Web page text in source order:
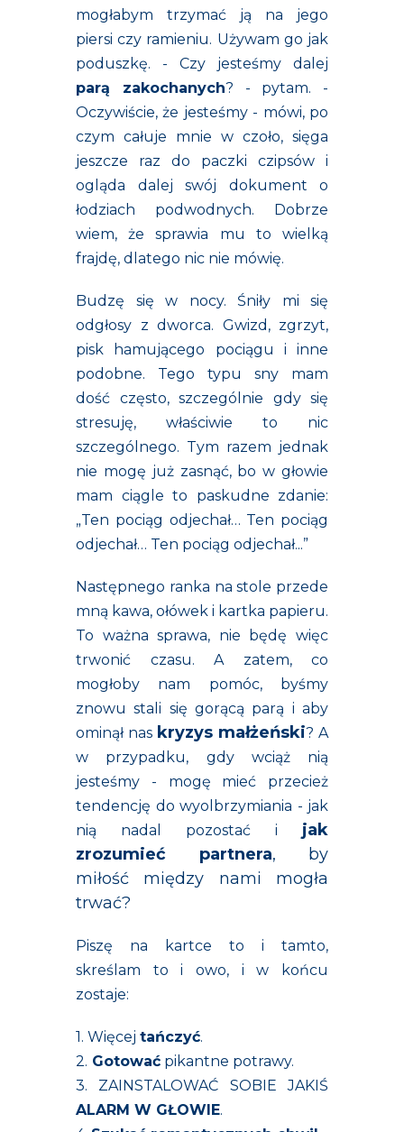
mogłabym trzymać ją na jego
piersi czy ramieniu. Używam go jak
poduszkę. - Czy jesteśmy dalej
parą zakochanych? - pytam. -
Oczywiście, że jesteśmy - mówi, po
czym całuje mnie w czoło, sięga
jeszcze raz do paczki czipsów i
ogląda dalej swój dokument o
łodziach podwodnych. Dobrze
wiem, że sprawia mu to wielką
frajdę, dlatego nic nie mówię.
Budzę się w nocy. Śniły mi się
odgłosy z dworca. Gwizd, zgrzyt,
pisk hamującego pociągu i inne
podobne. Tego typu sny mam
dość często, szczególnie gdy się
stresuję, właściwie to nic
szczególnego. Tym razem jednak
nie mogę już zasnąć, bo w głowie
mam ciągle to paskudne zdanie:
„Ten pociąg odjechał… Ten pociąg
odjechał… Ten pociąg odjechał...”
Następnego ranka na stole przede
mną kawa, ołówek i kartka papieru.
To ważna sprawa, nie będę więc
trwonić czasu. A zatem, co
mogłoby nam pomóc, byśmy
znowu stali się gorącą parą i aby
ominął nas kryzys małżeński? A
w przypadku, gdy wciąż nią
jesteśmy - mogę mieć przecież
tendencję do wyolbrzymiania - jak
nią nadal pozostać i jak
zrozumieć partnera, by
miłość między nami mogła
trwać?
Piszę na kartce to i tamto,
skreślam to i owo, i w końcu
zostaje:
1. Więcej tańczyć.
2. Gotować pikantne potrawy.
3. ZAINSTALOWAĆ SOBIE JAKIŚ
ALARM W GŁOWIE.